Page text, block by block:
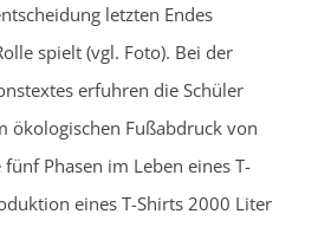
letzten Endes
spielt (vgl. Foto). Bei der
erfuhren die Schüler
ökologischen Fußabdruck von
Phasen im Leben eines T-
eines T-Shirts 2000 Liter